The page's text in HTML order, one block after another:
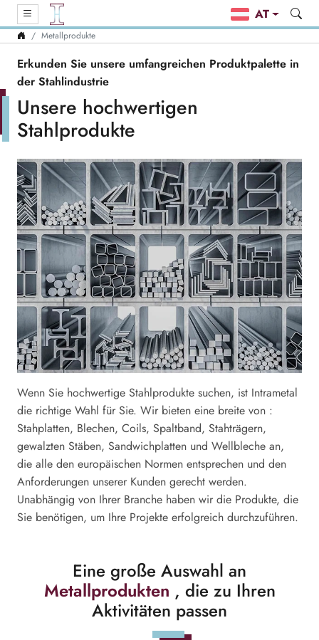
AT
Metallprodukte
Erkunden Sie unsere umfangreichen Produktpalette in
der Stahlindustrie
Unsere hochwertigen
Stahlprodukte
Wenn Sie hochwertige Stahlprodukte suchen, ist Intrametal
die richtige Wahl für Sie. Wir bieten eine breite von :
Stahplatten, Blechen, Coils, Spaltband, Stahträgern,
gewalzten Stäben, Sandwichplatten und Wellbleche an,
die alle den europäischen Normen entsprechen und den
Anforderungen unserer Kunden gerecht werden.
Unabhängig von Ihrer Branche haben wir die Produkte, die
Sie benötigen, um Ihre Projekte erfolgreich durchzuführen.
Eine große Auswahl an
Metallprodukten , die zu Ihren
Aktivitäten passen